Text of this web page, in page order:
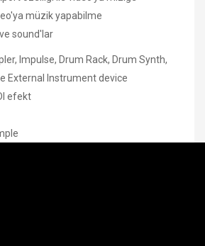
müzik yapabilme
sound'lar
Impulse, Drum Rack, Drum Synth,
External Instrument device
efekt